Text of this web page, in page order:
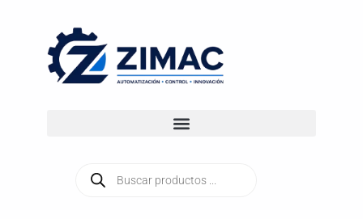
contenido
productos